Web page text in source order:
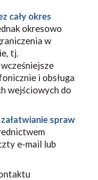
cały okres
okresowo
w
tj.
i obsługa
wejściowych do
załatwianie spraw
e-mail lub